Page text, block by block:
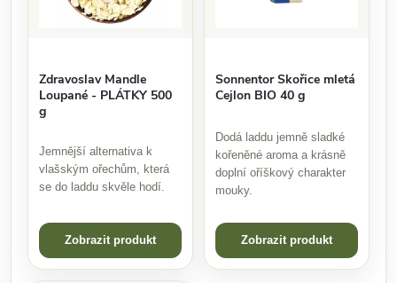
Zdravoslav Mandle
Loupané - PLÁTKY 500
g
Jemnější alternativa k
vlašským ořechům, která
se do laddu skvěle hodí.
Zobrazit produkt
Sonnentor Skořice mletá
Cejlon BIO 40 g
Dodá laddu jemně sladké
kořeněné aroma a krásně
doplní oříškový charakter
mouky.
Zobrazit produkt